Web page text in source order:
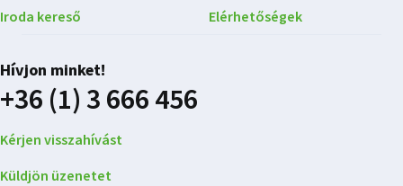
Iroda kereső Elérhetőségek
Hívjon minket!
+36 (1) 3 666 456
Kérjen visszahívást
Küldjön üzenetet